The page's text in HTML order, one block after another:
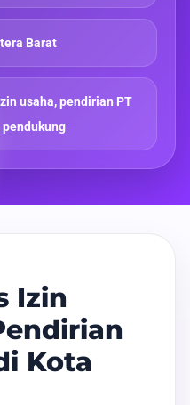
Barat
usaha, pendirian PT
pendukung
Izin
Kota